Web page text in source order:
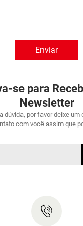
Enviar
se para
Newsletter
dúvida, por favor deixe
com você assim que